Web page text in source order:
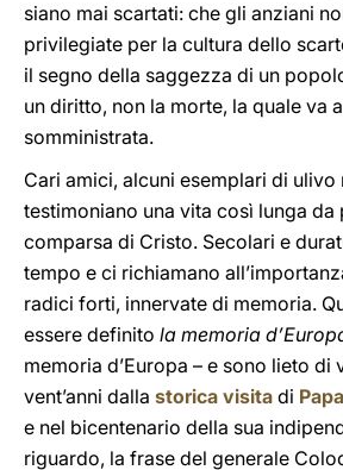
siano mai scartati: che gli anziani
privilegiate per la cultura dello
il segno della saggezza di un
un diritto, non la morte, la quale va
somministrata.
Cari amici, alcuni esemplari di ulivo
testimoniano una vita così lunga da
comparsa di Cristo. Secolari e
tempo e ci richiamano
radici forti, innervate di memoria.
essere definito la memoria
memoria d’Europa – e sono lieto di
vent’anni dalla storica visita di
e nel bicentenario della sua
riguardo, la frase del generale